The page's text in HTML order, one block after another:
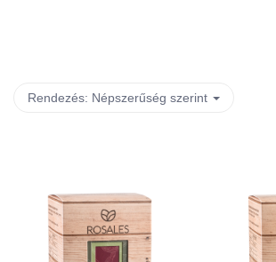
Rendezés: Népszerűség szerint